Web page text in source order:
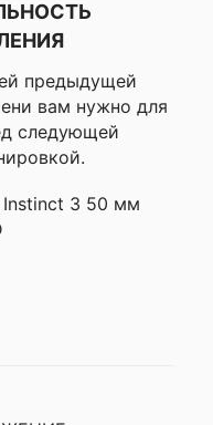
во время
▸HRM
▸Auto Lap
нового
▸Manual Lap
обозначение
отдыха,
предыдущей
вам нужно для
следующей